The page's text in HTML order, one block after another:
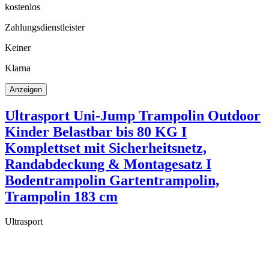
kostenlos
Zahlungsdienstleister
Keiner
Klarna
Ultrasport Uni-Jump Trampolin Outdoor
Kinder Belastbar bis 80 KG I
Komplettset mit Sicherheitsnetz,
Randabdeckung & Montagesatz I
Bodentrampolin Gartentrampolin,
Trampolin 183 cm
Ultrasport